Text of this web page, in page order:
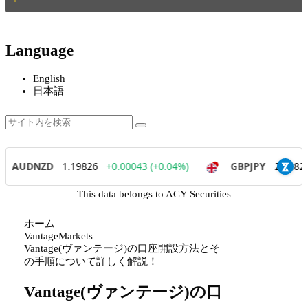
Language
English
日本語
This data belongs to ACY Securities
ホーム
VantageMarkets
Vantage(ヴァンテージ)の口座開設方法とそ
の手順について詳しく解説！
Vantage(ヴァンテージ)の口